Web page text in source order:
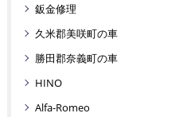
鈑金修理
久米郡美咲町の車
勝田郡奈義町の車
HINO
Alfa-Romeo